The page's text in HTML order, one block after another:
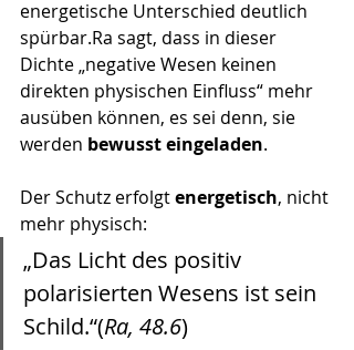
energetische Unterschied deutlich
spürbar.Ra sagt, dass in dieser
Dichte „negative Wesen keinen
direkten physischen Einfluss“ mehr
ausüben können, es sei denn, sie
werden bewusst eingeladen.
Der Schutz erfolgt energetisch, nicht
mehr physisch:
„Das Licht des positiv
polarisierten Wesens ist sein
Schild.“(Ra, 48.6)